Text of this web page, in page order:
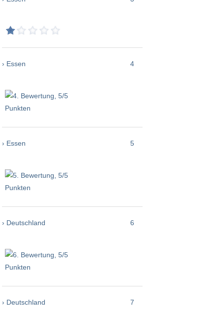
› Essen 4
› Essen 5
› Deutschland 6
› Deutschland 7